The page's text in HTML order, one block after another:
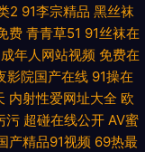
2 91李宗精品 黑丝袜
费 青青草51 91丝袜在
成年人网站视频 免费在
影院国产在线 91操在
内射性爱网址大全 欧
污 超碰在线公开 AV蜜
产精品91视频 69热最